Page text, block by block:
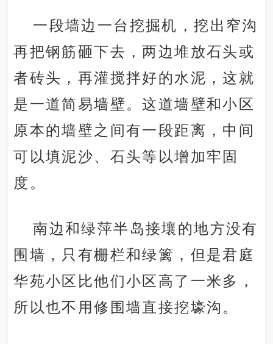
一段墙边一台挖掘机，挖出窄沟
再把钢筋砸下去，两边堆放石头或
者砖头，再灌搅拌好的水泥，这就
是一道简易墙壁。这道墙壁和小区
原本的墙壁之间有一段距离，中间
可以填泥沙、石头等以增加牢固
度。
南边和绿萍半岛接壤的地方没有
围墙，只有栅栏和绿篱，但是君庭
华苑小区比他们小区高了一米多，
所以也不用修围墙直接挖壕沟。